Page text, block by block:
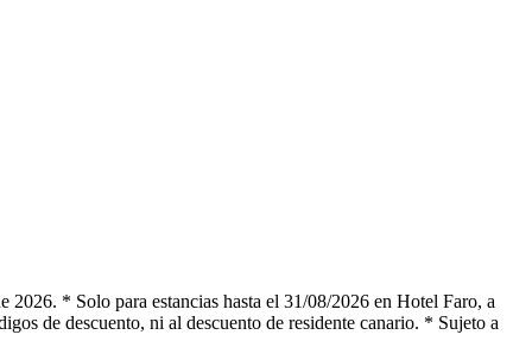
* Solo para estancias hasta el 31/08/2026 en Hotel Faro, a
de descuento, ni al descuento de residente canario. * Sujeto a